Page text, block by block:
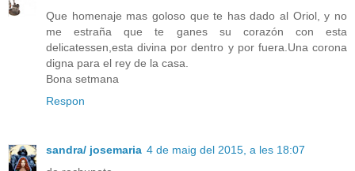
Que homenaje mas goloso que te has dado al Oriol, y no
me estraña que te ganes su corazón con esta
delicatessen,esta divina por dentro y por fuera.Una corona
digna para el rey de la casa.
Bona setmana
Respon
sandra/ josemaria 4 de maig del 2015, a les 18:07